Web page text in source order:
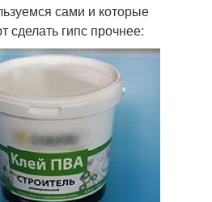
сами и которые
сделать гипс прочнее: